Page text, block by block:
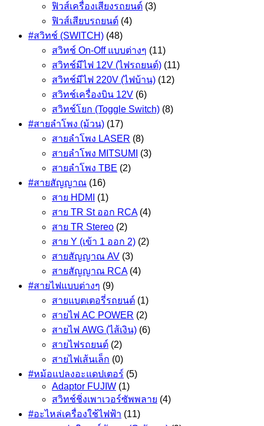
ฟิวส์เครื่องเสียงรถยนต์ (3)
ฟิวส์เสียบรถยนต์ (4)
#สวิทช์ (SWITCH) (48)
สวิทช์ On-Off แบบต่างๆ (11)
สวิทช์มีไฟ 12V (ไฟรถยนต์) (11)
สวิทช์มีไฟ 220V (ไฟบ้าน) (12)
สวิทช์เครื่องบิน 12V (6)
สวิทช์โยก (Toggle Switch) (8)
#สายลำโพง (ม้วน) (17)
สายลำโพง LASER (8)
สายลำโพง MITSUMI
(3)
สายลำโพง TBE (2)
#สายสัญญาณ (16)
สาย HDMI
(1)
สาย TR St ออก RCA (4)
สาย TR Stereo (2)
สาย Y (เข้า 1 ออก 2) (2)
สายสัญญาณ AV (3)
สายสัญญาณ RCA (4)
#สายไฟแบบต่างๆ (9)
สายแบตเตอรี่รถยนต์ (1)
สายไฟ AC POWER (2)
สายไฟ AWG (ไส้เงิน) (6)
สายไฟรถยนต์ (2)
สายไฟเส้นเล็ก (0)
#หม้อแปลงอะแดปเตอร์ (5)
Adaptor FUJIW (1)
สวิทช์ชิ่งเพาเวอร์ซัพพลาย (4)
#อะไหล่เครื่องใช้ไฟฟ้า (11)